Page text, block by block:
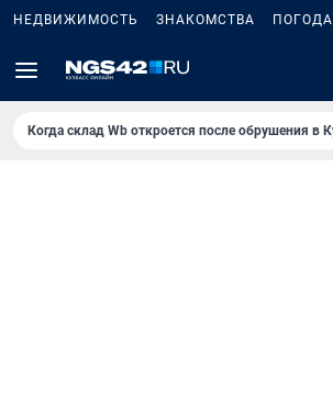
НЕДВИЖИМОСТЬ ЗНАКОМСТВА ПОГОДА
Когда склад Wb откроется после обрушения в